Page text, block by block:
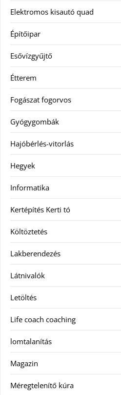
Elektromos kisautó quad
Építőipar
Esővízgyűjtő
Étterem
Fogászat fogorvos
Gyógygombák
Hajóbérlés-vitorlás
Hegyek
Informatika
Kertépítés Kerti tó
Költöztetés
Lakberendezés
Látnivalók
Letöltés
Life coach coaching
lomtalanítás
Magazin
Méregtelenítő kúra